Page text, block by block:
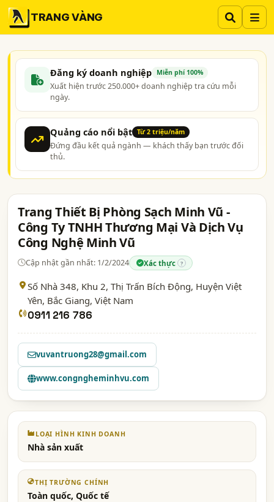
TRANG VÀNG
Đăng ký doanh nghiệp Miễn phí 100%
Xuất hiện trước 250.000+ doanh nghiệp tra cứu mỗi
ngày.
Quảng cáo nổi bật Từ 2 triệu/năm
Đứng đầu kết quả ngành — khách thấy bạn trước đối
thủ.
Trang Thiết Bị Phòng Sạch Minh Vũ -
Công Ty TNHH Thương Mại Và Dịch Vụ
Công Nghệ Minh Vũ
Cập nhật gần nhất: 1/2/2024 Xác thực ?
Số Nhà 348, Khu 2, Thị Trấn Bích Động, Huyện Việt
Yên, Bắc Giang, Việt Nam
0911 216 786
vuvantruong28@gmail.com
www.congngheminhvu.com
LOẠI HÌNH KINH DOANH
Nhà sản xuất
THỊ TRƯỜNG CHÍNH
Toàn quốc, Quốc tế